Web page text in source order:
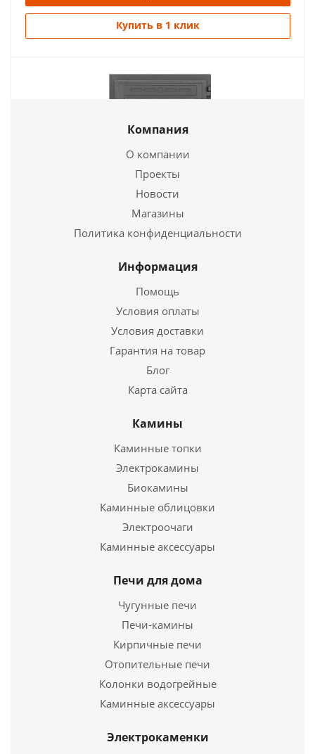
6 048руб.
Подробнее
Купить в 1 клик
12 902 руб.
Подробнее
Купить в 1 клик
Купить в 1 клик
Дверка топочная герметичная ДТГ-8С я "Кижи"
окрашенная со стеклом
Подробнее
Купить в 1 клик
Дверка топочная герметичная ДКГ-10АС Дверка
10 623руб.
Подробнее
Купить в 1 клик
Компания
О компании
Проекты
Новости
Магазины
Политика конфиденциальности
Информация
Помощь
Условия оплаты
Условия доставки
Гарантия на товар
Блог
Карта сайта
Камины
Каминные топки
Электрокамины
Биокамины
Каминные облицовки
Электроочаги
Каминные аксессуары
Печи для дома
Чугунные печи
Печи-камины
Кирпичные печи
Отопительные печи
Колонки водогрейные
Каминные аксессуары
Электрокаменки